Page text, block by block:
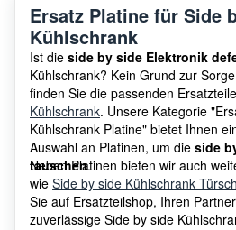
Ersatz Platine für Side
Kühlschrank
Ist die side by side Elektronik
Kühlschrank? Kein Grund zur
finden Sie die passenden
Kühlschrank. Unsere Kategorie
Kühlschrank Platine" bietet Ihnen
Auswahl an Platinen, um die side
tauschen.
Neben Platinen bieten wir auch
wie Side by side Kühlschrank
Sie auf Ersatzteilshop, Ihren
zuverlässige Side by side